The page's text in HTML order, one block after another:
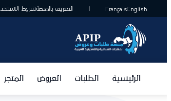
English
Français التعريف بالمنصةشروط
الرئيسية الطلبات العروض المتجر